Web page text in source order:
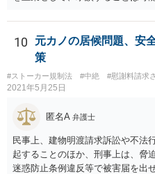
10
元カノの居候問題、安
策
#ストーカー規制法 #中絶 #慰謝料請求
2021年5月25日
匿名A 弁護士
民事上、建物明渡請求訴訟や不法
起することのほか、刑事上は、脅
迷惑防止条例違反等で被害届を出